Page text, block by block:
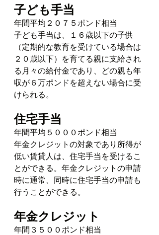
子ども手当
年間平均２０７５ポンド相当
子ども手当は、１６歳以下の子供
（定期的な教育を受けている場合は
２０歳以下）を育てる親に支給され
る月々の給付金であり、どの親も年
収が６万ポンドを超えない場合に受
けられる。
住宅手当
年間平均５０００ポンド相当
年金クレジットの対象であり所得が
低い賃貸人は、住宅手当を受けるこ
とができる。年金クレジットの申請
時に通常、同時に住宅手当の申請も
行うことができる。
年金クレジット
年間３５００ポンド相当